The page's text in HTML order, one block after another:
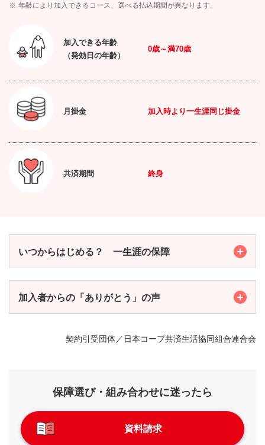
※ 年齢により加入できるコース、選べる払込期間が異なります。
加入できる年齢
（発効日の年齢）
0歳～満70歳
月掛金 加入時より一生涯同じ掛金
共済期間 終身
いつからはじめる？ 一生涯の保障
加入者からの「ありがとう」の声
契約引受団体／日本コープ共済生活協同組合連合会
保障選び・組み合わせに迷ったら
資料請求